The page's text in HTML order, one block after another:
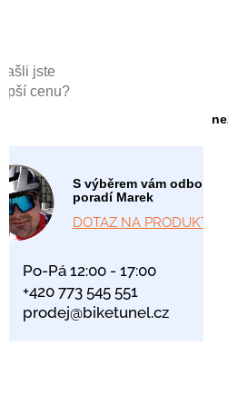
jste
cenu?
S výběrem vám odborně
poradí Marek
DOTAZ NA PRODUKT
Po-Pá 12:00 - 17:00
+420 773 545 551
prodej@biketunel.cz